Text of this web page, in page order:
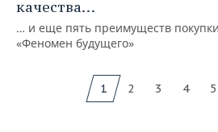
качества…
… и еще пять преимуществ
«Феномен будущего»
1 2 3 4 5